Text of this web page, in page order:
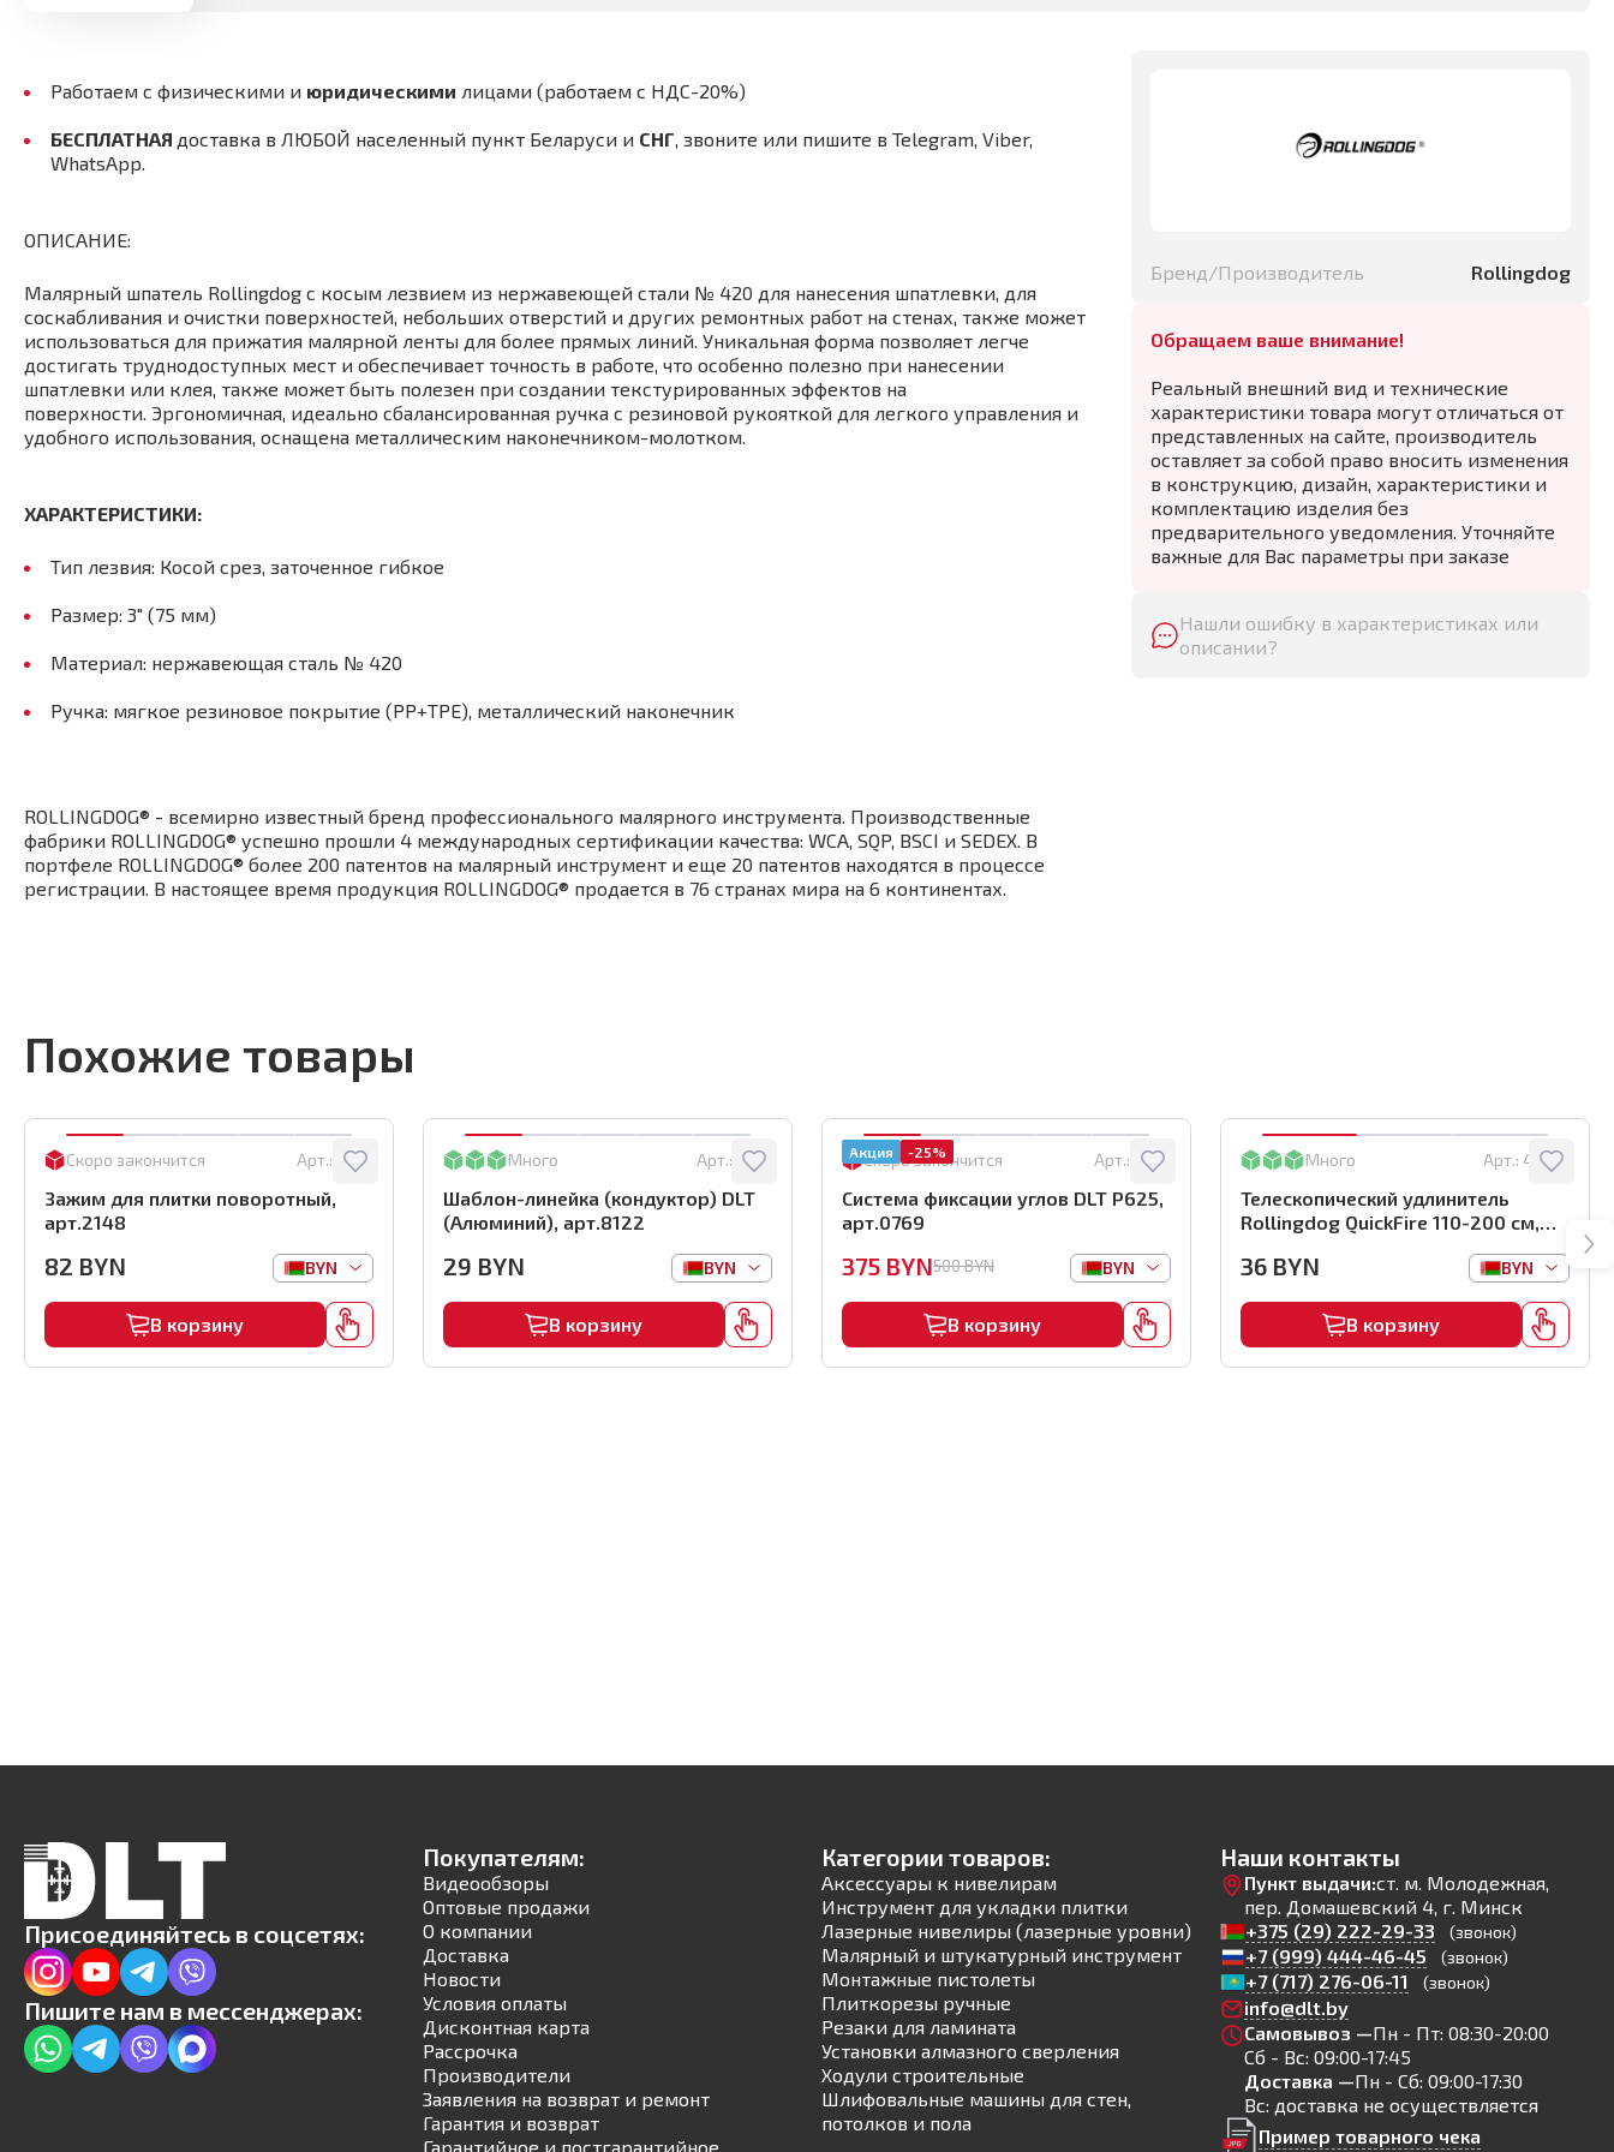
Работаем с физическими и юридическими лицами (работаем с НДС-20%)
БЕСПЛАТНАЯ доставка в ЛЮБОЙ населенный пункт Беларуси и СНГ, звоните или пишите в Telegram, Viber,
WhatsApp.
ОПИСАНИЕ:
Малярный шпатель Rollingdog с косым лезвием из нержавеющей стали № 420 для нанесения шпатлевки, для
соскабливания и очистки поверхностей, небольших отверстий и других ремонтных работ на стенах, также может
использоваться для прижатия малярной ленты для более прямых линий. Уникальная форма позволяет легче
достигать труднодоступных мест и обеспечивает точность в работе, что особенно полезно при нанесении
шпатлевки или клея, также может быть полезен при создании текстурированных эффектов на
поверхности. Эргономичная, идеально сбалансированная ручка с резиновой рукояткой для легкого управления и
удобного использования, оснащена металлическим наконечником-молотком.
ХАРАКТЕРИСТИКИ:
Тип лезвия: Косой срез, заточенное гибкое
Размер: 3" (75 мм)
Материал: нержавеющая сталь № 420
Ручка: мягкое резиновое покрытие (PP+TPE), металлический наконечник
ROLLINGDOG® - всемирно известный бренд профессионального малярного инструмента. Производственные
фабрики ROLLINGDOG® успешно прошли 4 международных сертификации качества: WCA, SQP, BSCI и SEDEX. В
портфеле ROLLINGDOG® более 200 патентов на малярный инструмент и еще 20 патентов находятся в процессе
регистрации. В настоящее время продукция ROLLINGDOG® продается в 76 странах мира на 6 континентах.
Бренд/Производитель Rollingdog
Обращаем ваше внимание!
Реальный внешний вид и технические
характеристики товара могут отличаться от
представленных на сайте, производитель
оставляет за собой право вносить изменения
в конструкцию, дизайн, характеристики и
комплектацию изделия без
предварительного уведомления. Уточняйте
важные для Вас параметры при заказе
Нашли ошибку в характеристиках или
описании?
Похожие товары
Скоро закончится Арт.: 2148
Зажим для плитки поворотный,
арт.2148
82 BYN BYN
В корзину
Много Арт.: 8122
Шаблон-линейка (кондуктор) DLT
(Алюминий), арт.8122
29 BYN BYN
В корзину
Скоро закончится Арт.: 0769
Акция -25%
Система фиксации углов DLT P625,
арт.0769
375 BYN500BYN BYN
В корзину
Много Арт.: 40081
Телескопический удлинитель
Rollingdog QuickFire 110-200 см,
арт.40081
36 BYN BYN
В корзину
Присоединяйтесь в соцсетях:
Пишите нам в мессенджерах:
Покупателям:
Видеообзоры
Оптовые продажи
О компании
Доставка
Новости
Условия оплаты
Дисконтная карта
Рассрочка
Производители
Заявления на возврат и ремонт
Гарантия и возврат
Гарантийное и постгарантийное
Категории товаров:
Аксессуары к нивелирам
Инструмент для укладки плитки
Лазерные нивелиры (лазерные уровни)
Малярный и штукатурный инструмент
Монтажные пистолеты
Плиткорезы ручные
Резаки для ламината
Установки алмазного сверления
Ходули строительные
Шлифовальные машины для стен,
потолков и пола
Наши контакты
Пункт выдачи:ст. м. Молодежная,
пер. Домашевский 4, г. Минск
+375 (29) 222-29-33
(звонок)
+7 (999) 444-46-45 (звонок)
+7 (717) 276-06-11 (звонок)
info@dlt.by
Самовывоз —Пн - Пт: 08:30-20:00
Сб - Вс: 09:00-17:45
Доставка —Пн - Сб: 09:00-17:30
Вс: доставка не осуществляется
Пример товарного чека